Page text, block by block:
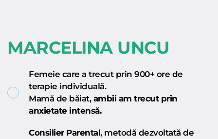
MARCELINA UNCU
Femeie care a trecut prin 900+ ore de
terapie individuală.
Mamă de băiat, ambii am trecut prin
anxietate intensă.
Consilier Parental, metodă dezvoltată de